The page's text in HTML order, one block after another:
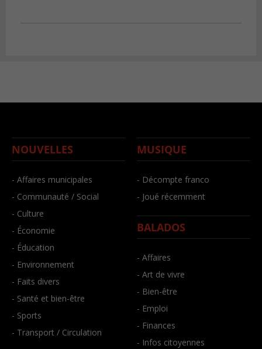
NOUVELLES
- Affaires municipales
- Communauté / Social
- Culture
- Économie
- Éducation
- Environnement
- Faits divers
- Santé et bien-être
- Sports
- Transport / Circulation
MUSIQUE
- Décompte franco
- Joué récemment
BALADOS
- Affaires
- Art de vivre
- Bien-être
- Emploi
- Finances
- Infos citoyennes